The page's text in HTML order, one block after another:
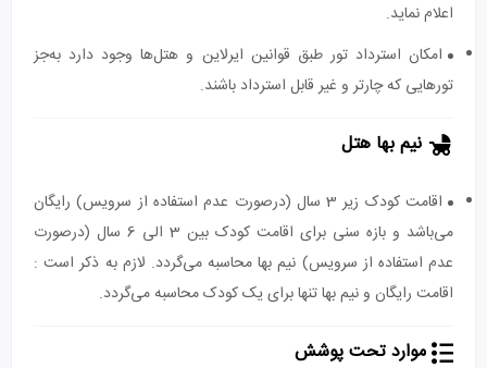
اعلام نماید.
امکان استرداد تور طبق قوانین ایرلاین و هتل‌ها وجود دارد به‌جز
تورهایی که چارتر و غیر قابل استرداد باشند.
نیم بها هتل
اقامت کودک زیر 3 سال (درصورت عدم استفاده از سرویس) رایگان
می‌باشد و بازه سنی برای اقامت کودک بین 3 الی 6 سال (درصورت
عدم استفاده از سرویس) نیم بها محاسبه می‌گردد. لازم به ذکر است :
اقامت رایگان و نیم بها تنها برای یک کودک محاسبه می‌گردد.
موارد تحت پوشش